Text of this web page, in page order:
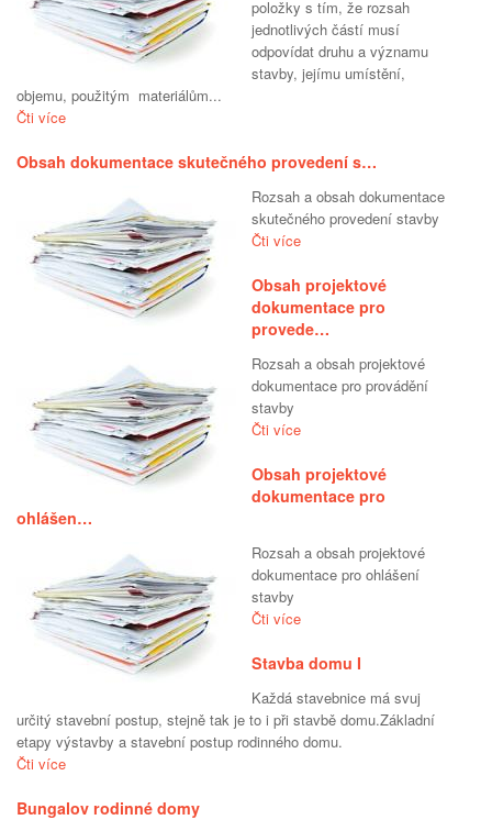
položky s tím, že rozsah
jednotlivých částí musí
odpovídat druhu a významu
stavby, jejímu umístění,
objemu, použitým materiálům...
Čti více
Obsah dokumentace skutečného provedení s…
Rozsah a obsah dokumentace
skutečného provedení stavby
Čti více
Obsah projektové
dokumentace pro
provede…
Rozsah a obsah projektové
dokumentace pro provádění
stavby
Čti více
Obsah projektové
dokumentace pro
ohlášen…
Rozsah a obsah projektové
dokumentace pro ohlášení
stavby
Čti více
Stavba domu I
Každá stavebnice má svuj
určitý stavební postup, stejně tak je to i při stavbě domu.Základní
etapy výstavby a stavební postup rodinného domu.
Čti více
Bungalov rodinné domy